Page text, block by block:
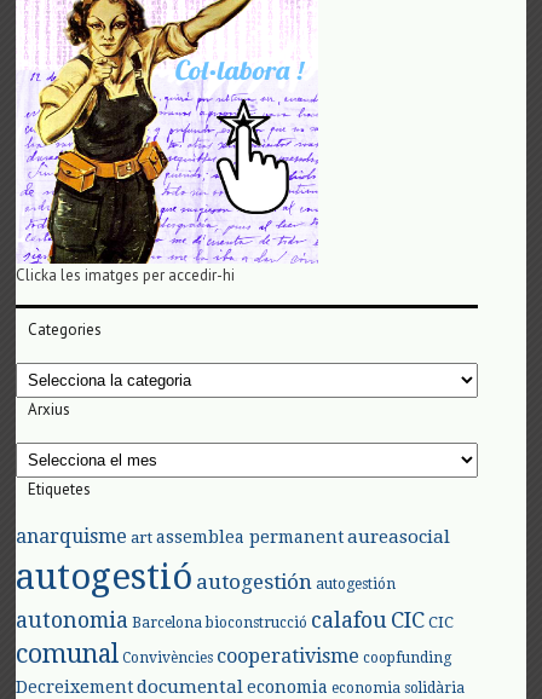
Clicka les imatges per accedir-hi
Categories
Categories
Arxius
Arxius
Etiquetes
anarquisme art assemblea permanent aureasocial
autogestió autogestión autogestión
autonomia Barcelona bioconstrucció calafouCIC CIC
comunal Convivències cooperativisme coopfunding
Decreixement documental economia economia solidària